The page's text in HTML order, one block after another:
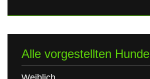
Alle vorgestellten Hunde